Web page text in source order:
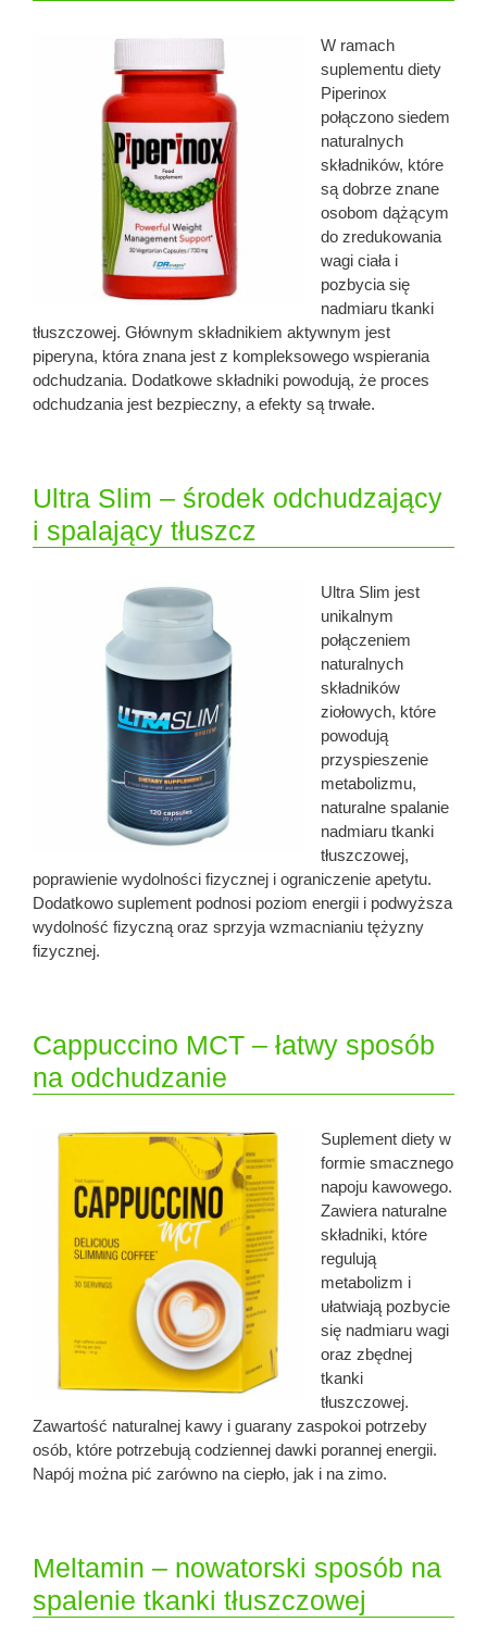
W ramach
suplementu diety
Piperinox
połączono siedem
naturalnych
składników, które
są dobrze znane
osobom dążącym
do zredukowania
wagi ciała i
pozbycia się
nadmiaru tkanki
tłuszczowej. Głównym składnikiem aktywnym jest
piperyna, która znana jest z kompleksowego wspierania
odchudzania. Dodatkowe składniki powodują, że proces
odchudzania jest bezpieczny, a efekty są trwałe.
Ultra Slim – środek odchudzający
i spalający tłuszcz
Ultra Slim jest
unikalnym
połączeniem
naturalnych
składników
ziołowych, które
powodują
przyspieszenie
metabolizmu,
naturalne spalanie
nadmiaru tkanki
tłuszczowej,
poprawienie wydolności fizycznej i ograniczenie apetytu.
Dodatkowo suplement podnosi poziom energii i podwyższa
wydolność fizyczną oraz sprzyja wzmacnianiu tężyzny
fizycznej.
Cappuccino MCT – łatwy sposób
na odchudzanie
Suplement diety w
formie smacznego
napoju kawowego.
Zawiera naturalne
składniki, które
regulują
metabolizm i
ułatwiają pozbycie
się nadmiaru wagi
oraz zbędnej
tkanki
tłuszczowej.
Zawartość naturalnej kawy i guarany zaspokoi potrzeby
osób, które potrzebują codziennej dawki porannej energii.
Napój można pić zarówno na ciepło, jak i na zimo.
Meltamin – nowatorski sposób na
spalenie tkanki tłuszczowej